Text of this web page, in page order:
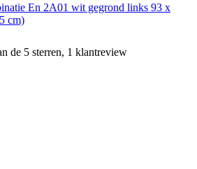
En 2A01 wit gegrond links 93 x
cm)
de 5 sterren, 1 klantreview